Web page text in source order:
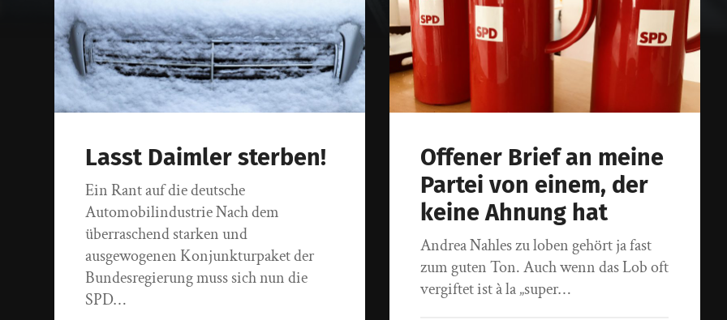
Lasst Daimler sterben!
Ein Rant auf die deutsche
Automobilindustrie Nach dem
überraschend starken und
ausgewogenen Konjunkturpaket der
Bundesregierung muss sich nun die
SPD…
Offener Brief an meine
Partei von einem, der
keine Ahnung hat
Andrea Nahles zu loben gehört ja fast
zum guten Ton. Auch wenn das Lob oft
vergiftet ist à la „super…